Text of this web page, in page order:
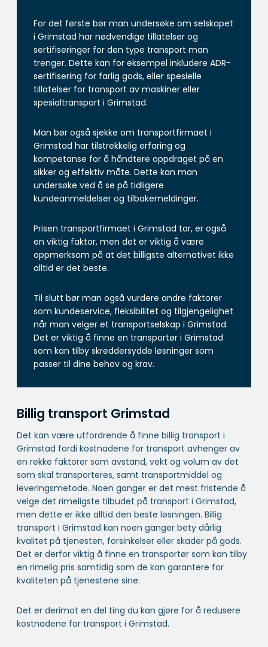
For det første bør man undersøke om selskapet
i Grimstad har nødvendige tillatelser og
sertifiseringer for den type transport man
trenger. Dette kan for eksempel inkludere ADR-
sertifisering for farlig gods, eller spesielle
tillatelser for transport av maskiner eller
spesialtransport i Grimstad.
Man bør også sjekke om transportfirmaet i
Grimstad har tilstrekkelig erfaring og
kompetanse for å håndtere oppdraget på en
sikker og effektiv måte. Dette kan man
undersøke ved å se på tidligere
kundeanmeldelser og tilbakemeldinger.
Prisen transportfirmaet i Grimstad tar, er også
en viktig faktor, men det er viktig å være
oppmerksom på at det billigste alternativet ikke
alltid er det beste.
Til slutt bør man også vurdere andre faktorer
som kundeservice, fleksibilitet og tilgjengelighet
når man velger et transportselskap i Grimstad.
Det er viktig å finne en transportør i Grimstad
som kan tilby skreddersydde løsninger som
passer til dine behov og krav.
Billig transport Grimstad
Det kan være utfordrende å finne billig transport i
Grimstad fordi kostnadene for transport avhenger av
en rekke faktorer som avstand, vekt og volum av det
som skal transporteres, samt transportmiddel og
leveringsmetode. Noen ganger er det mest fristende å
velge det rimeligste tilbudet på transport i Grimstad,
men dette er ikke alltid den beste løsningen. Billig
transport i Grimstad kan noen ganger bety dårlig
kvalitet på tjenesten, forsinkelser eller skader på gods.
Det er derfor viktig å finne en transportør som kan tilby
en rimelig pris samtidig som de kan garantere for
kvaliteten på tjenestene sine.
Det er derimot en del ting du kan gjøre for å redusere
kostnadene for transport i Grimstad.